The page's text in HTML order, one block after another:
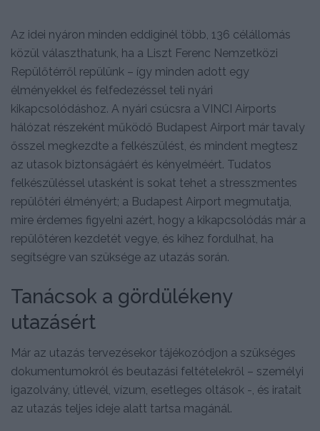
Az idei nyáron minden eddiginél több, 136 célállomás
közül választhatunk, ha a Liszt Ferenc Nemzetközi
Repülőtérről repülünk – így minden adott egy
élményekkel és felfedezéssel teli nyári
kikapcsolódáshoz. A nyári csúcsra a VINCI Airports
hálózat részeként működő Budapest Airport már tavaly
ősszel megkezdte a felkészülést, és mindent megtesz
az utasok biztonságáért és kényelméért. Tudatos
felkészüléssel utasként is sokat tehet a stresszmentes
repülőtéri élményért; a Budapest Airport megmutatja,
mire érdemes figyelni azért, hogy a kikapcsolódás már a
repülőtéren kezdetét vegye, és kihez fordulhat, ha
segítségre van szüksége az utazás során.
Tanácsok a gördülékeny
utazásért
Már az utazás tervezésekor tájékozódjon a szükséges
dokumentumokról és beutazási feltételekről – személyi
igazolvány, útlevél, vízum, esetleges oltások -, és iratait
az utazás teljes ideje alatt tartsa magánál.